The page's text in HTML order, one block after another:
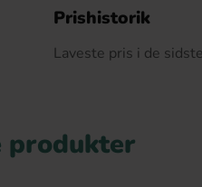
Prishistorik
Laveste pris i de
produkter